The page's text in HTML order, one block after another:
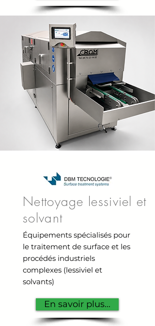
Nettoyage lessiviel et
solvant
Équipements spécialisés pour
le traitement de surface et les
procédés industriels
complexes (lessiviel et
solvants)
En savoir plus...